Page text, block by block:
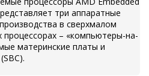
три аппаратные
в сверхмалом
процессорах – «компьютеры-на-
материнские платы и